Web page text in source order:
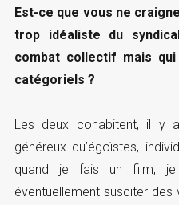
Est-ce que vous ne
trop idéaliste du
combat collectif mais
catégoriels ?
Les deux cohabitent, il y
généreux qu’égoïstes,
quand je fais un film, je
éventuellement susciter